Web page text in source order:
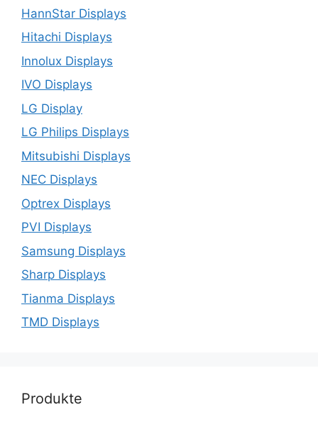
HannStar Displays
Hitachi Displays
Innolux Displays
IVO Displays
LG Display
LG Philips Displays
Mitsubishi Displays
NEC Displays
Optrex Displays
PVI Displays
Samsung Displays
Sharp Displays
Tianma Displays
TMD Displays
Produkte